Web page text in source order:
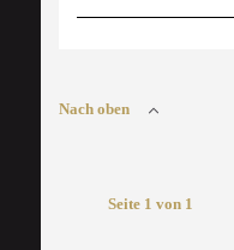
Nach oben
Seite 1 von 1